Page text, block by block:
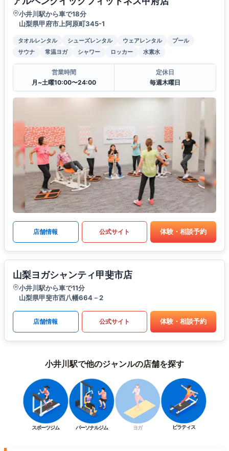
小井川駅から車で18分
山梨県甲府市上阿原町345-1
タオルレンタル シューズレンタル ウェアレンタル
プール
サウナ
常温ヨガ シャワー ロッカー 水素水
営業時間
月~土曜10:00〜24:00
定休日
毎週木曜日
店舗情報 公式サイト 体験・相談予約
山梨ヨガシャンティ甲斐市店
小井川駅から車で11分
山梨県甲斐市西八幡664－2
店舗情報 公式サイト 体験・相談予約
小井川駅で他のジャンルの店舗を探す
スポーツジム パーソナルジム ヨガ ピラティス